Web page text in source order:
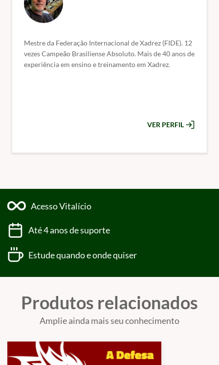
Mestre da Federação Internacional de Xadrez (FIDE). 12
vezes Campeão Brasiliense Absoluto. Mais de 40 anos de
experiência em ensino e treinamento em Xadrez.
VER PERFIL
Acesso Vitalício
Até 4 anos de suporte
Estude quando e onde quiser
Produtos relacionados
Amplie ainda mais seu conhecimento